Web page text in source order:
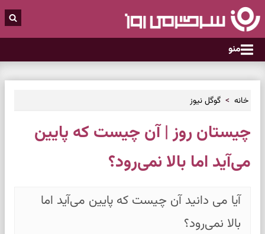
منو
خانه گوگل نیوز
چیستان روز | آن چیست که پایین
می‌آید اما بالا نمی‌رود؟
آیا می دانید آن چیست که پایین می‌آید اما
بالا نمی‌رود؟